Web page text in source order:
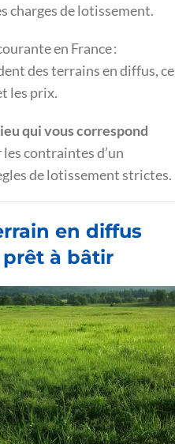
charges de lotissement.
en France :
des terrains en diffus, ce
les prix.
qui vous correspond
contraintes d’un
de lotissement strictes.
en diffus
prêt à bâtir